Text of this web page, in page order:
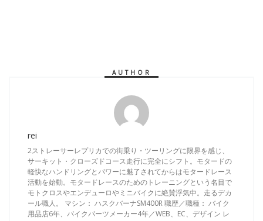
AUTHOR
rei
2ストレーサーレプリカでの街乗り・ツーリングに限界を感じ、
サーキット・クローズドコース走行に完全にシフト。モタードの
軽快なハンドリングとパワーに魅了されてからはモタードレース
活動を始動。モタードレースのためのトレーニングという名目で
モトクロスやエンデューロやミニバイクに絶賛浮気中。走るデカ
ール職人。 マシン： ハスクバーナSM400R 職歴／職種： バイク
用品店6年、バイクパーツメーカー4年／WEB、EC、デザイン レ